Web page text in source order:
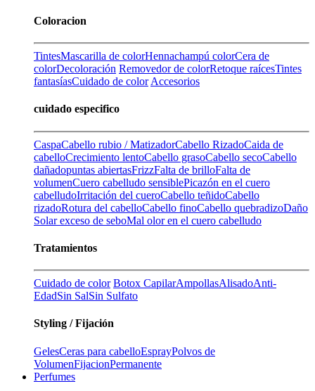
Coloracion
TintesMascarilla de colorHennachampú colorCera de
colorDecoloración Removedor de colorRetoque raícesTintes
fantasíasCuidado de color Accesorios
cuidado especifico
CaspaCabello rubio / MatizadorCabello RizadoCaida de
cabelloCrecimiento lentoCabello grasoCabello secoCabello
dañadopuntas abiertasFrizzFalta de brilloFalta de
volumenCuero cabelludo sensiblePicazón en el cuero
cabelludoIrritación del cueroCabello teñidoCabello
rizadoRotura del cabelloCabello finoCabello quebradizoDaño
Solarexceso de seboMal olor en el cuero cabelludo
Tratamientos
Cuidado de color Botox CapilarAmpollasAlisadoAnti-
EdadSin SalSin Sulfato
Styling / Fijación
GelesCeras para cabelloEsprayPolvos de
VolumenFijacionPermanente
Perfumes